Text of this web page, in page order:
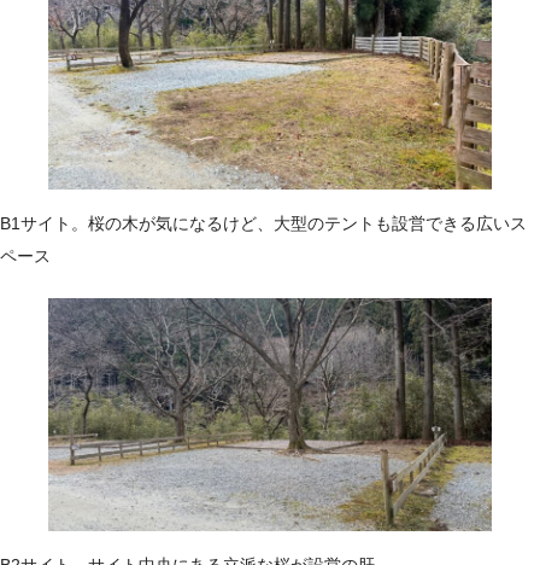
B1サイト。桜の木が気になるけど、大型のテントも設営できる広いス
ペース